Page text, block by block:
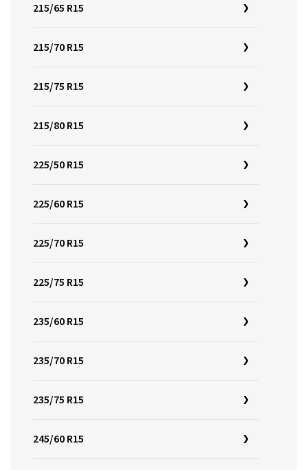
215/65 R15
215/70 R15
215/75 R15
215/80 R15
225/50 R15
225/60 R15
225/70 R15
225/75 R15
235/60 R15
235/70 R15
235/75 R15
245/60 R15